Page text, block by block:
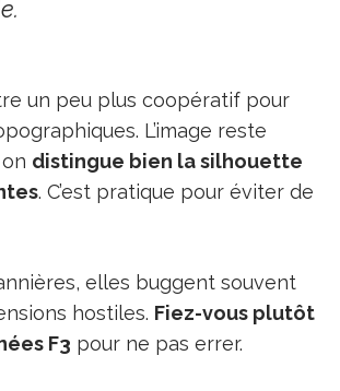
un peu plus coopératif pour
L’image reste
distingue bien la silhouette
. C’est pratique pour éviter de
elles buggent souvent
hostiles. Fiez-vous plutôt
F3 pour ne pas errer.